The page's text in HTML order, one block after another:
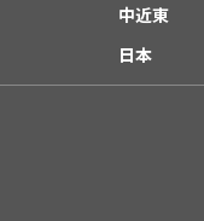
中近東
日本